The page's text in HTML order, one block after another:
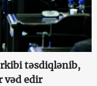
təsdiqlənib,
vəd edir